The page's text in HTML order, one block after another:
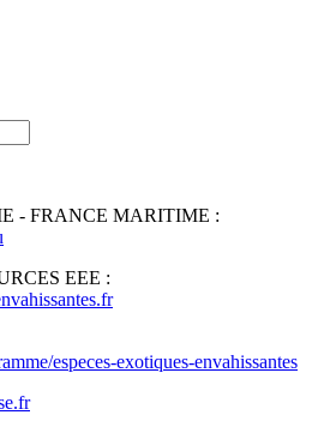
- FRANCE MARITIME :
EEE :
especes-exotiques-envahissantes